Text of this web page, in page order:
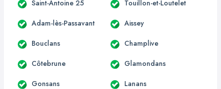
Saint-Antoine 25 Touillon-et-Loutelet
Adam-lès-Passavant Aissey
Bouclans Champlive
Côtebrune Glamondans
Gonsans Lanans